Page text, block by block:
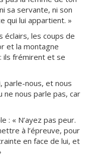
sa servante, ni son
qui lui appartient. »
éclairs, les coups de
et la montagne
ils frémirent et se
parle-nous, et nous
ne nous parle pas, car
: « N’ayez pas peur.
à l’épreuve, pour
en face de lui, et